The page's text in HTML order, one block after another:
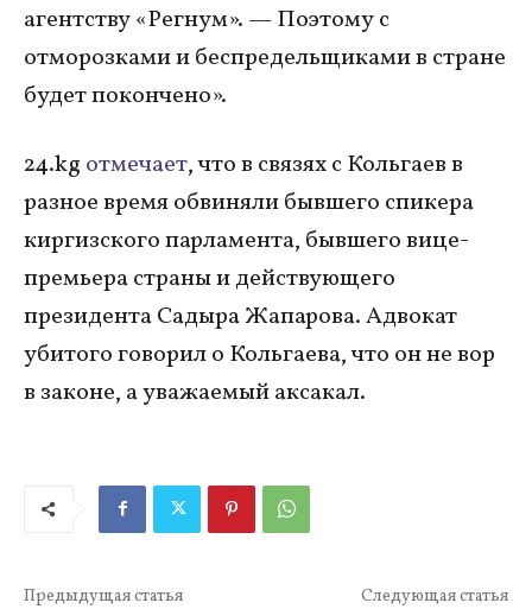
агентству «Регнум». — Поэтому с
отморозками и беспредельщиками в стране
будет покончено».
24.kg отмечает, что в связях с Кольгаев в
разное время обвиняли бывшего спикера
киргизского парламента, бывшего вице-
премьера страны и действующего
президента Садыра Жапарова. Адвокат
убитого говорил о Кольгаева, что он не вор
в законе, а уважаемый аксакал.
Предыдущая статья Следующая статья